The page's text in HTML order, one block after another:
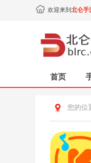
欢迎来到 北仑手
首页
您的位